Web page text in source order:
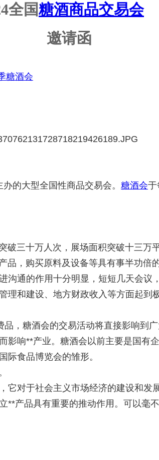
全国糖酒商品交易会
邀请函
糖酒会
的大型全国性商品交易会。 糖酒会于
三十万人次，展场面积突破十三万
，购买原料及设备等具有事半功倍
通的作用十分明显，短短几天会议
和建设、地方财政收入等方面起到
，糖酒会的交易活动将直接影响到
响**产业。糖酒会以前主要是国有
际食品博览会的雏形。
对于社会主义市场经济的建设和发
产品具有重要的推动作用。可以毫